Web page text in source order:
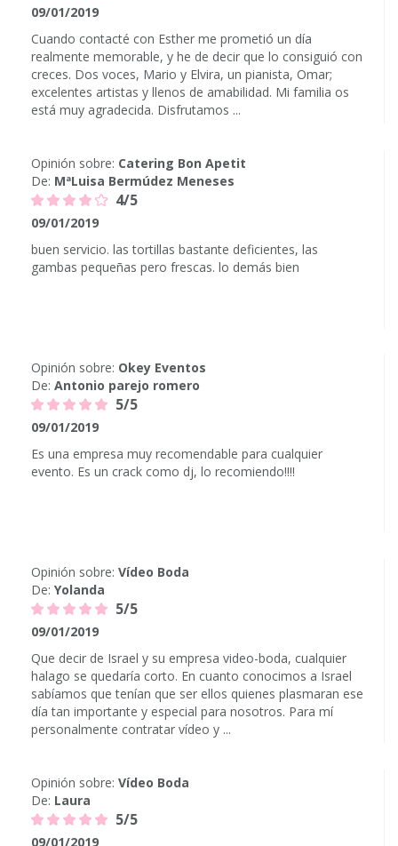
09/01/2019
Cuando contacté con Esther me prometió un día
realmente memorable, y he de decir que lo consiguió con
creces. Dos voces, Mario y Elvira, un pianista, Omar;
excelentes artistas y llenos de amabilidad. Mi familia os
está muy agradecida. Disfrutamos ...
Opinión sobre: Catering Bon Apetit
De: MªLuisa Bermúdez Meneses
4/5
09/01/2019
buen servicio. las tortillas bastante deficientes, las
gambas pequeñas pero frescas. lo demás bien
Opinión sobre: Okey Eventos
De: Antonio parejo romero
5/5
09/01/2019
Es una empresa muy recomendable para cualquier
evento. Es un crack como dj, lo recomiendo!!!!
Opinión sobre: Vídeo Boda
De: Yolanda
5/5
09/01/2019
Que decir de Israel y su empresa video-boda, cualquier
halago se quedaría corto. En cuanto conocimos a Israel
sabíamos que tenían que ser ellos quienes plasmaran ese
día tan importante y especial para nosotros. Para mí
personalmente contratar vídeo y ...
Opinión sobre: Vídeo Boda
De: Laura
5/5
09/01/2019